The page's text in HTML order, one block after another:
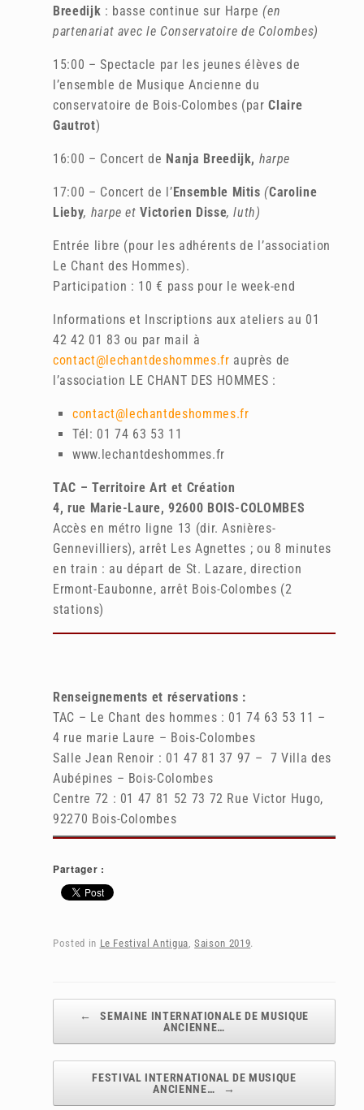
Breedijk : basse continue sur Harpe (en
partenariat avec le Conservatoire de Colombes)
15:00 – Spectacle par les jeunes élèves de
l’ensemble de Musique Ancienne du
conservatoire de Bois-Colombes (par Claire
Gautrot)
16:00 – Concert de Nanja Breedijk, harpe
17:00 – Concert de l’Ensemble Mitis (Caroline
Lieby, harpe etVictorien Disse, luth)
Entrée libre (pour les adhérents de l’association
Le Chant des Hommes).
Participation : 10 € pass pour le week-end
Informations et Inscriptions aux ateliers au 01
42 42 01 83 ou par mail à
contact@lechantdeshommes.fr auprès de
l’association LE CHANT DES HOMMES :
contact@lechantdeshommes.fr
Tél: 01 74 63 53 11
www.lechantdeshommes.fr
TAC – Territoire Art et Création
4, rue Marie-Laure, 92600 BOIS-COLOMBES
Accès en métro ligne 13 (dir. Asnières-
Gennevilliers), arrêt Les Agnettes ; ou 8 minutes
en train : au départ de St. Lazare, direction
Ermont-Eaubonne, arrêt Bois-Colombes (2
stations)
Renseignements et réservations :
TAC – Le Chant des hommes : 01 74 63 53 11 –
4 rue marie Laure – Bois-Colombes
Salle Jean Renoir : 01 47 81 37 97 – 7 Villa des
Aubépines – Bois-Colombes
Centre 72 : 01 47 81 52 73 72 Rue Victor Hugo,
92270 Bois-Colombes
Partager :
Posted in Le Festival Antigua ,Saison 2019.
Post navigation
←
SEMAINE INTERNATIONALE DE MUSIQUE
ANCIENNE…
FESTIVAL INTERNATIONAL DE MUSIQUE
ANCIENNE…
→